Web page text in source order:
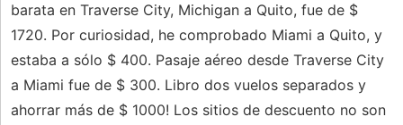
barata en Traverse City, Michigan a Quito, fue de $
1720. Por curiosidad, he comprobado Miami a Quito, y
estaba a sólo $ 400. Pasaje aéreo desde Traverse City
a Miami fue de $ 300. Libro dos vuelos separados y
ahorrar más de $ 1000! Los sitios de descuento no son